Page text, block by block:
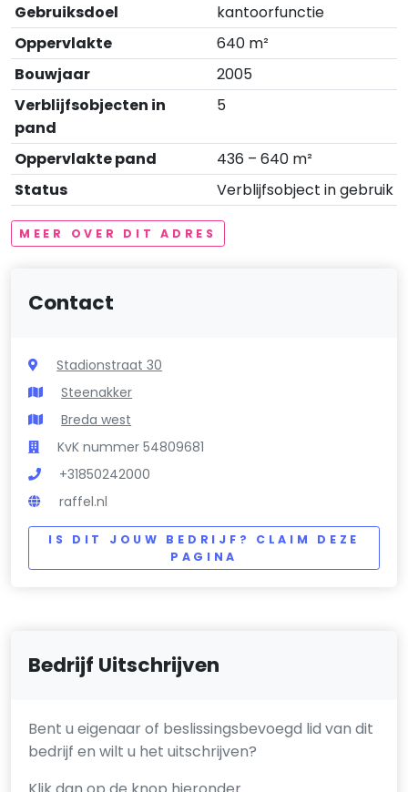
Gebruiksdoel
kantoorfunctie
Oppervlakte
640 m²
Bouwjaar
2005
Verblijfsobjecten in
pand
5
Oppervlakte pand
436 – 640 m²
Status
Verblijfsobject in gebruik
MEER OVER DIT ADRES
Contact
Stadionstraat 30
Steenakker
Breda west
KvK nummer 54809681
+31850242000
raffel.nl
IS DIT JOUW BEDRIJF? CLAIM DEZE
PAGINA
Bedrijf Uitschrijven
Bent u eigenaar of beslissingsbevoegd lid van dit
bedrijf en wilt u het uitschrijven?